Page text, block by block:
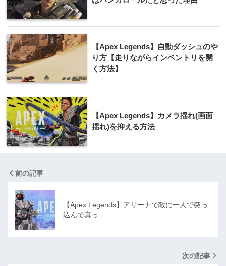
【Apex Legends】自動ダッシュのや
り方【走りながらインベントリを開
く方法】
【Apex Legends】カメラ揺れ(画面
揺れ)を抑える方法
前の記事
【Apex Legends】アリーナで敵に一人で突っ
込んで真っ…
次の記事